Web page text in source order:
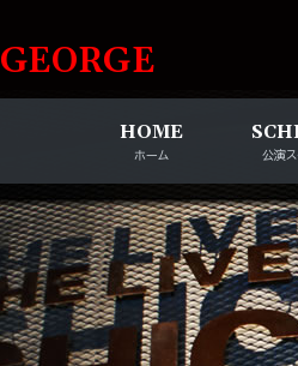
GEORGE
HOME
ホーム 公演